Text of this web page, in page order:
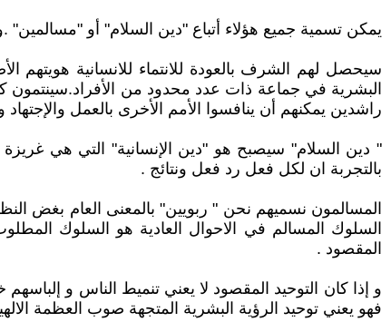
يمكن تسمية جميع هؤلاء أتباع "دين السلام" أو "مسالمين"
سيحصل لهم الشرف بالعودة للانتماء للانسانية هويتهم
البشرية في جماعة ذات عدد محدود من الأفراد.سينتمون
راشدين يمكنهم أن ينافسوا الأمم الأخرى بالعمل
" دين السلام" سيصبح هو "دين الإنسانية" التي هي
بالتجربة ان لكل فعل رد فعل ونتائج .
المسالمون نسميهم نحن " ربويين" بالمعنى العام بغض
السلوك المسالم في الاحوال العادية هو السلوك
المقصود .
و إذا كان التوحيد المقصود لا يعني تنميط الناس و
فهو يعني توحيد الرؤية البشرية المتجهة صوب العظمة